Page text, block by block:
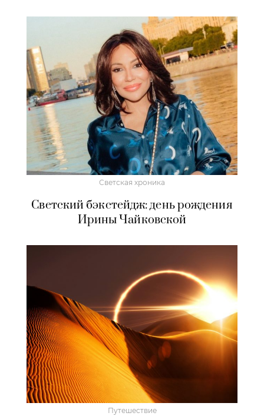
Светская хроника
Светский бэкстейдж: день рождения
Ирины Чайковской
Путешествие